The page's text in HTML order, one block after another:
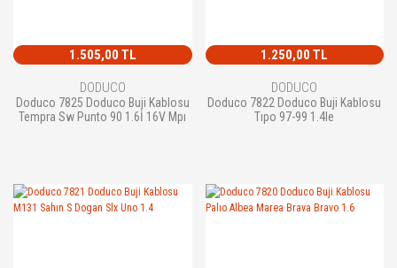
1.505,00 TL
DODUCO
Doduco 7825 Doduco Buji Kablosu
Tempra Sw Punto 90 1.6İ 16V Mpı
1.250,00 TL
DODUCO
Doduco 7822 Doduco Buji Kablosu
Tıpo 97-99 1.4Ie